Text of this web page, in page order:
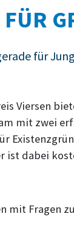
für
Viersen
mit zwei
ist dabei
mit Fragen